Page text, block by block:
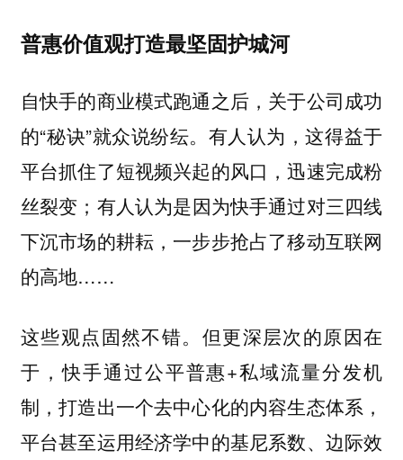
普惠价值观打造最坚固护城河
自快手的商业模式跑通之后，关于公司成功
的“秘诀”就众说纷纭。有人认为，这得益于
平台抓住了短视频兴起的风口，迅速完成粉
丝裂变；有人认为是因为快手通过对三四线
下沉市场的耕耘，一步步抢占了移动互联网
的高地……
这些观点固然不错。但更深层次的原因在
于，快手通过公平普惠+私域流量分发机
制，打造出一个去中心化的内容生态体系，
平台甚至运用经济学中的基尼系数、边际效